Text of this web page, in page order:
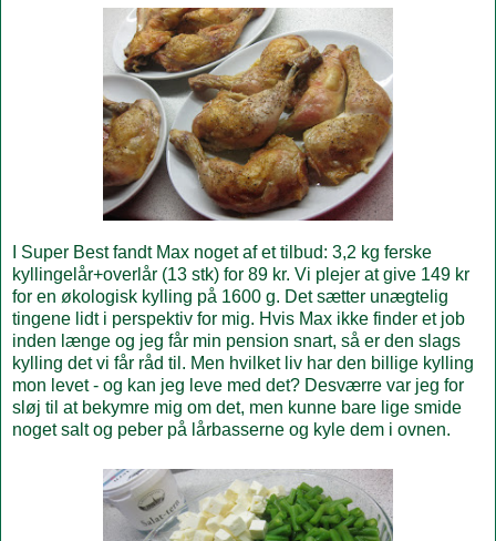
I Super Best fandt Max noget af et tilbud: 3,2 kg ferske
kyllingelår+overlår (13 stk) for 89 kr. Vi plejer at give 149 kr
for en økologisk kylling på 1600 g. Det sætter unægtelig
tingene lidt i perspektiv for mig. Hvis Max ikke finder et job
inden længe og jeg får min pension snart, så er den slags
kylling det vi får råd til. Men hvilket liv har den billige kylling
mon levet - og kan jeg leve med det? Desværre var jeg for
sløj til at bekymre mig om det, men kunne bare lige smide
noget salt og peber på lårbasserne og kyle dem i ovnen.